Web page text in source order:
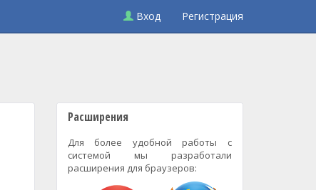
Вход Регистрация
Расширения
Для более удобной работы с
системой мы разработали
расширения для браузеров: